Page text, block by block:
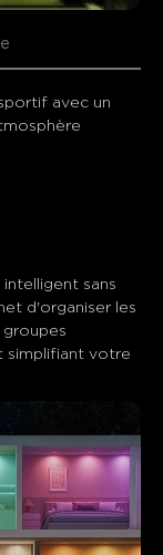
avec un
sans
d'organiser les
groupes
simplifiant votre